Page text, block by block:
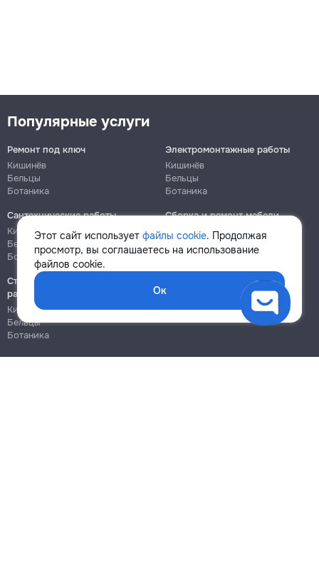
Этот сайт использует файлы cookie. Продолжая
просмотр, вы соглашаетесь на использование
файлов cookie.
Ок
Популярные услуги
Ремонт под ключ
Кишинёв
Бельцы
Ботаника
Электромонтажные работы
Кишинёв
Бельцы
Ботаника
Сантехнические работы
Кишинёв
Бельцы
Ботаника
Сборка и ремонт мебели
Кишинёв
Ботаника
Строительно-монтажные
работы
Кишинёв
Бельцы
Ботаника